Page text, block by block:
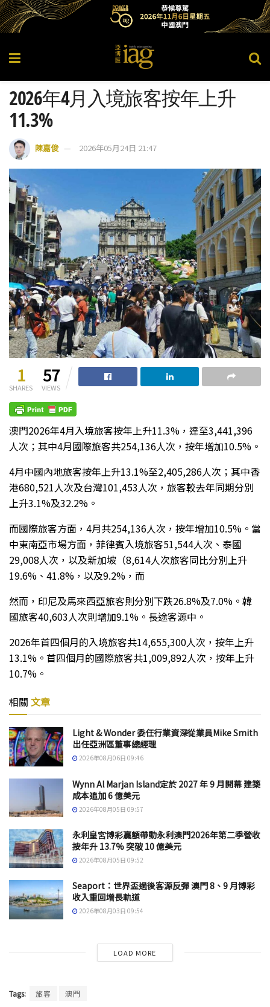
2026年4月入境旅客按年上升
11.3%
陳嘉俊 2026年05月24日 21:47
1
SHARES
57
VIEWS
澳門2026年4月入境旅客按年上升11.3% ，達至3,441,396
人次；其中4月國際旅客共254,136人次，按年增加10.5% 。
4月中國內地旅客按年上升13.1%至2,405,286人次；其中香
港680,521人次及台灣101,453人次，旅客較去年同期分別
上升3.1%及32.2% 。
而國際旅客方面， 4月共254,136人次，按年增加10.5% 。當
中東南亞市場方面，菲律賓入境旅客51,544人次、泰國
29,008人次，以及新加坡（8,614人次旅客同比分別上升
19.6% 、 41.8% ，以及9.2% ，而
然而，印尼及馬來西亞旅客則分別下跌26.8%及7.0% 。韓
國旅客40,603人次則增加9.1% 。長途客源中。
2026年首四個月的入境旅客共14,655,300人次，按年上升
13.1% 。首四個月的國際旅客共1,009,892人次，按年上升
10.7% 。
相關 文章
Light & Wonder 委任行業資深從業員Mike Smith
出任亞洲區董事總經理
2026年08月06日 09:46
Wynn Al Marjan Island定於 2027 年 9 月開幕 建築
成本追加 6 億美元
2026年08月05日 09:57
永利皇宮博彩贏額帶動永利澳門2026年第二季營收
按年升 13.7% 突破 10 億美元
2026年08月05日 09:52
Seaport：世界盃過後客源反彈 澳門 8、9 月博彩
收入重回增長軌道
2026年08月03日 09:54
LOAD MORE
Tags: 旅客 澳門